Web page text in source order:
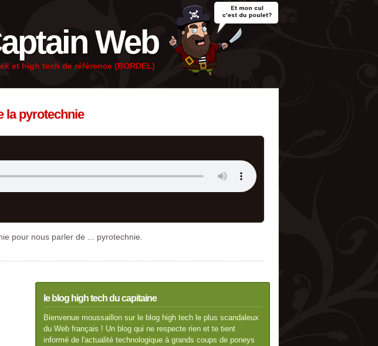
Web
et high tech de référence (BORDEL)
la pyrotechnie
pour nous parler de ... pyrotechnie.
le blog high tech du capitaine
Bienvenue moussaillon sur le blog high tech le plus scandaleux
du Web français ! Un blog qui ne respecte rien et te tient
informé de l'actualité technologique à grands coups de poneys